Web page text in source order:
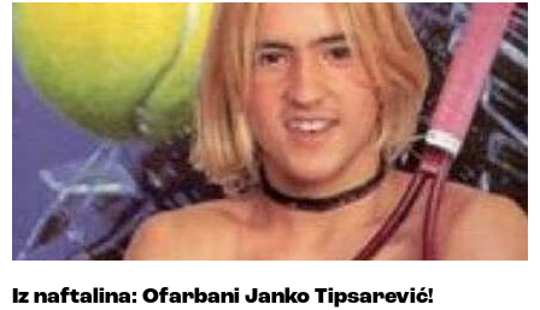
Iz naftalina: Ofarbani Janko Tipsarević!